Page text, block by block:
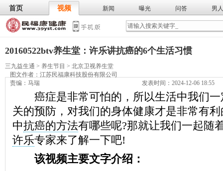
首页 视频 新闻 曝光 问答 男人
武术 气功 膳食 食谱 营养
20160522btv养生堂：许乐讲抗癌的6个生活习惯
三九益生通 > 养生节目 > 北京卫视养生堂
图文作者： 江苏民福康科技股份有限公司
责编：马瑞
发表时间：2024-12-06 18:55
癌症是非常可怕的，所以生活中我们一
关的预防，对我们的身体健康才是非常有
中抗癌的方法有哪些呢?那就让我们一起随
许乐专家来了解一下吧!
该视频主要文字介绍：